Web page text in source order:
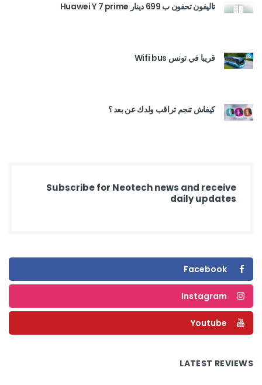
تاليفون تحفون ب 699 دينار Huawei Y 7 prime
قريبا في تونس Wifi bus
كيفاش تنجم تراقب ولدك عن بعد ؟
Subscribe for Neotech news and receive
daily updates
Facebook
Instagram
Youtube
LATEST REVIEWS